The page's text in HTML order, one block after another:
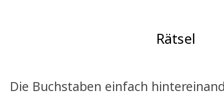
Rätsel
Die Buchstaben einfach